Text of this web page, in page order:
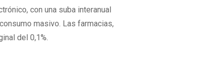
con una suba interanual
masivo. Las farmacias,
del 0,1%.